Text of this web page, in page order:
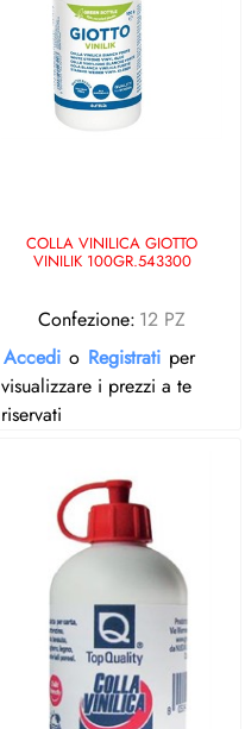
COLLA VINILICA GIOTTO
VINILIK 100GR.543300
Confezione: 12 PZ
Accedi o Registrati per
visualizzare i prezzi a te
riservati